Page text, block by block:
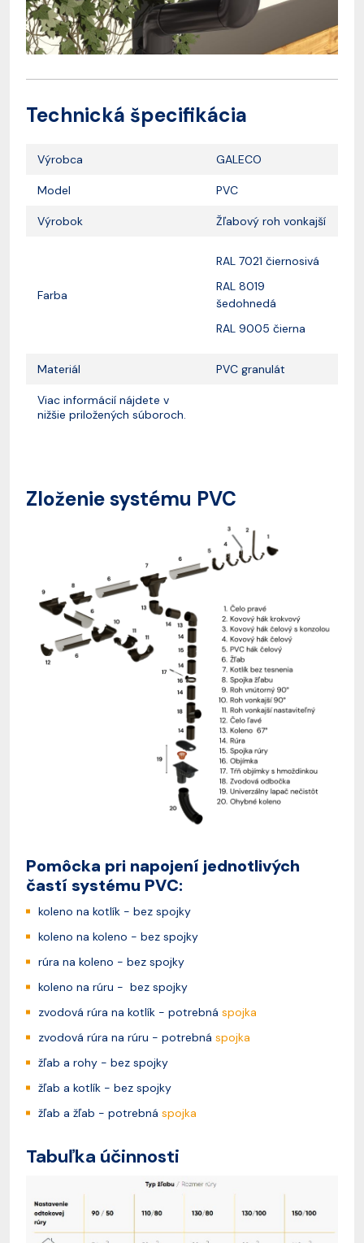
Technická špecifikácia
Výrobca GALECO
Model PVC
Výrobok Žľabový roh vonkajší
Farba
RAL 7021 čiernosivá
RAL 8019
šedohnedá
RAL 9005 čierna
Materiál PVC granulát
Viac informácií nájdete v
nižšie priložených súboroch.
Zloženie systému PVC
Pomôcka pri napojení jednotlivých
častí systému PVC:
koleno na kotlík - bez spojky
koleno na koleno - bez spojky
rúra na koleno - bez spojky
koleno na rúru - bez spojky
zvodová rúra na kotlík - potrebná spojka
zvodová rúra na rúru - potrebná spojka
žľab a rohy - bez spojky
žľab a kotlík - bez spojky
žľab a žľab - potrebná spojka
Tabuľka účinnosti